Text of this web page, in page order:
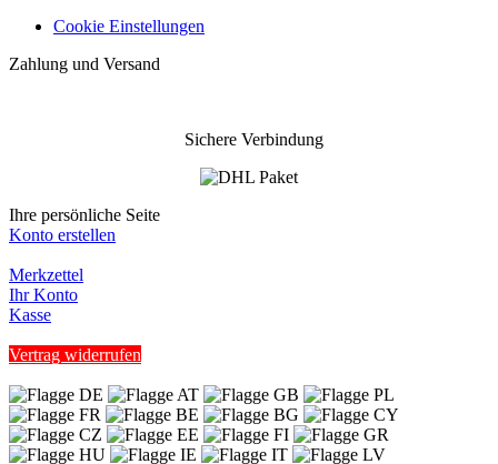
Cookie Einstellungen
Zahlung und Versand
Sichere Verbindung
Ihre persönliche Seite
Konto erstellen
Merkzettel
Ihr Konto
Kasse
Vertrag widerrufen